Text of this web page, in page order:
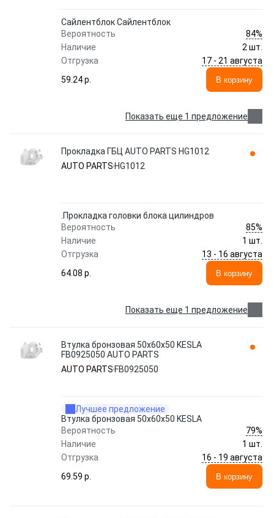
Сайлентблок Сайлентблок
Вероятность
84%
Наличие
2 шт.
Отгрузка
17 - 21 августа
59.24 p.
В корзину
Показать еще 1 предложение
Прокладка ГБЦ AUTO PARTS HG1012
AUTO PARTS HG1012
.Прокладка головки блока цилиндров
Вероятность
85%
Наличие
1 шт.
Отгрузка
13 - 16 августа
64.08 p.
В корзину
Показать еще 1 предложение
Втулка бронзовая 50х60х50 KESLA
FB0925050 AUTO PARTS
AUTO PARTS FB0925050
Лучшее предложение
Втулка бронзовая 50х60х50 KESLA
Вероятность
79%
Наличие
1 шт.
Отгрузка
16 - 19 августа
69.59 p.
В корзину